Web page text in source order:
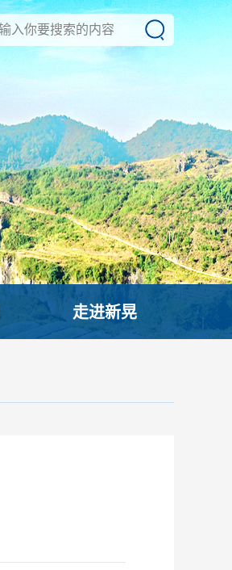
走进新晃